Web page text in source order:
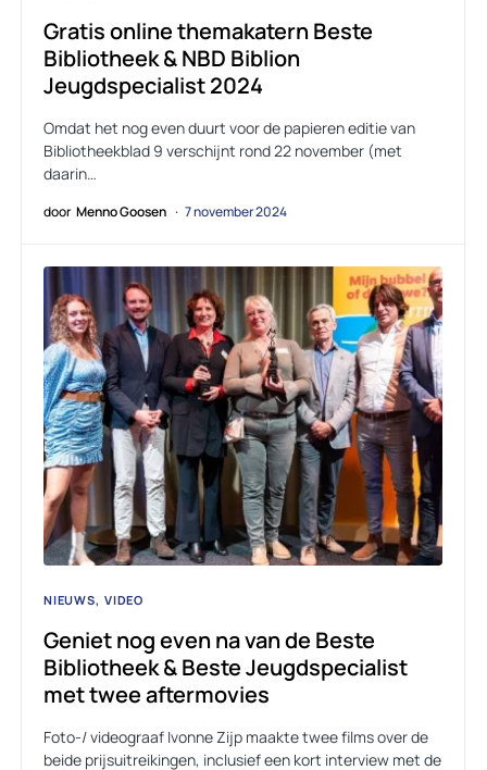
Gratis online themakatern Beste
Bibliotheek & NBD Biblion
Jeugdspecialist 2024
Omdat het nog even duurt voor de papieren editie van
Bibliotheekblad 9 verschijnt rond 22 november (met
daarin…
door Menno Goosen 7 november 2024
NIEUWS VIDEO
Geniet nog even na van de Beste
Bibliotheek & Beste Jeugdspecialist
met twee aftermovies
Foto-/ videograaf Ivonne Zijp maakte twee films over de
beide prijsuitreikingen, inclusief een kort interview met de